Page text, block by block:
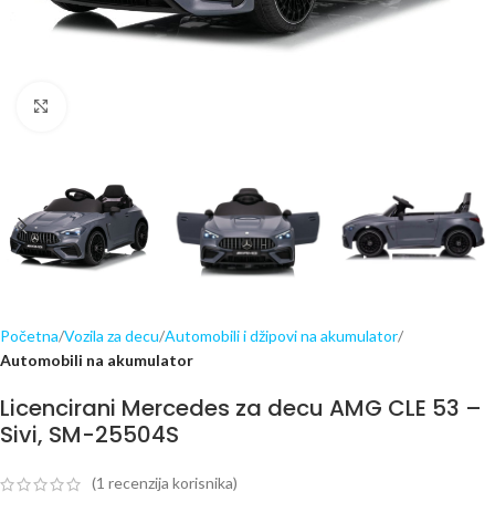
Početna Vozila za decu Automobili i džipovi na akumulator
Automobili na akumulator
Licencirani Mercedes za decu AMG CLE 53 –
Sivi, SM-25504S
(1 recenzija korisnika)